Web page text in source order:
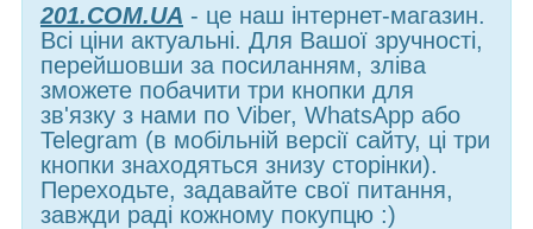
201.COM.UA - це наш інтернет-магазин.
Всі ціни актуальні. Для Вашої зручності,
перейшовши за посиланням, зліва
зможете побачити три кнопки для
зв'язку з нами по Viber, WhatsApp або
Telegram (в мобільній версії сайту, ці три
кнопки знаходяться знизу сторінки).
Переходьте, задавайте свої питання,
завжди раді кожному покупцю :)